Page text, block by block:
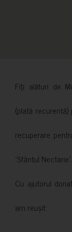
Fiți alături de
(plată
recuperare
”Sfântul Nectarie”.
Cu ajutorul
am reușit: